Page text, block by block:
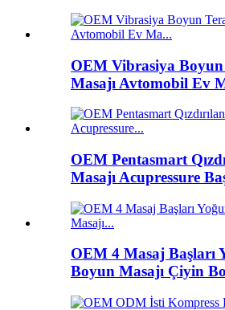
OEM Vibrasiya
Masajı Avtomobil Ev
OEM Pentasmart
Masajı Acupressure
OEM 4 Masaj Başları
Boyun Masajı Çiyin